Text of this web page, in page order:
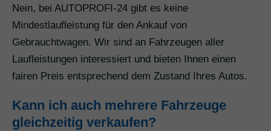
Nein, bei AUTOPROFI-24 gibt es keine
Mindestlaufleistung für den Ankauf von
Gebrauchtwagen. Wir sind an Fahrzeugen aller
Laufleistungen interessiert und bieten Ihnen einen
fairen Preis entsprechend dem Zustand Ihres Autos.
Kann ich auch mehrere Fahrzeuge
gleichzeitig verkaufen?